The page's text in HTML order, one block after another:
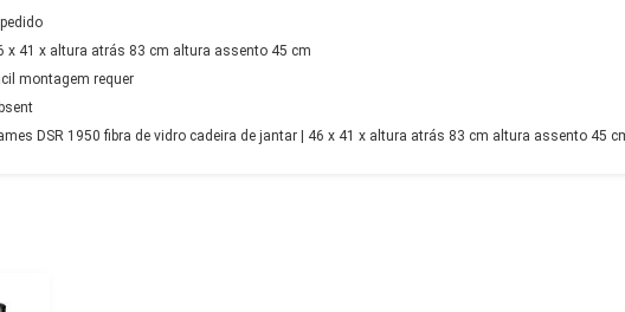
x 41 x altura atrás 83 cm altura assento 45 cm
montagem requer
DSR 1950 fibra de vidro cadeira de jantar | 46 x 41 x altura atrás 83 cm altura assento 45